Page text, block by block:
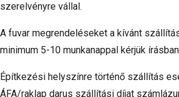
szerelvényre vállal.
A fuvar megrendeléseket a kívánt
minimum 5-10 munkanappal kérjük
Építkezési helyszínre történő szállítás
ÁFA/raklap darus szállítási díjat